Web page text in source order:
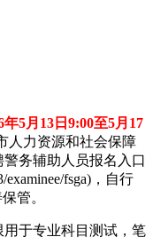
年5月13日9:00至5月17
人力资源和社会保障
务辅助人员报名入口
examinee/fsga)，自行
管。
于专业科目测试，笔